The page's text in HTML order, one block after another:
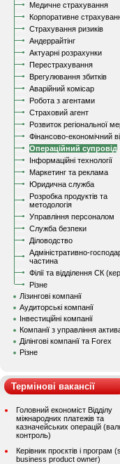
Медичне страхування
Корпоративне
Страхування ризиків
Андеррайтінг
Актуарні розрахунки
Перестрахування
Врегулювання збитків
Аварійний комісар
Робота з агентами
Страховий агент
Розвиток регіональної
Фінансово-економічний
Операційний супровід
Інформаційні технології
Маркетинг та реклама
Юридична служба
Розробка продуктів та
методологія
Управління персоналом
Служба безпеки
Діловодство
Адміністративно-
частина
Філії та відділення СК
Різне
Лізингові компанії
Аудиторські компанії
Інвестиційні компанії
Компанії з управління
Ділінгові компанії та Forex
Різне
Термінові вакансії
Головний економіст Відділу
міжнародних платежів та
казначейських операцій
контроль)
Керівник проєктів і програм
business product owner)